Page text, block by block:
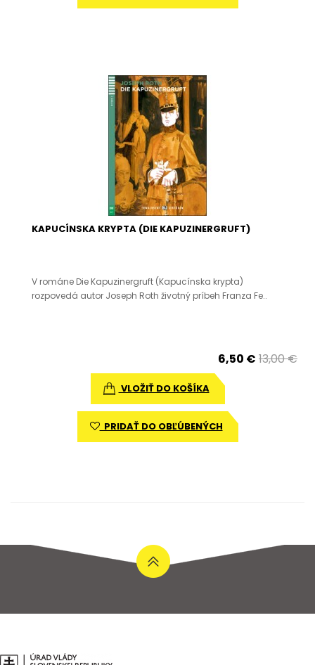
KAPUCÍNSKA KRYPTA (DIE KAPUZINERGRUFT)
V románe Die Kapuzinergruft (Kapucínska krypta)
rozpovedá autor Joseph Roth životný príbeh Franza Fe..
6,50 € 13,00 €
VLOŽIŤ DO KOŠÍKA
PRIDAŤ DO OBĽÚBENÝCH